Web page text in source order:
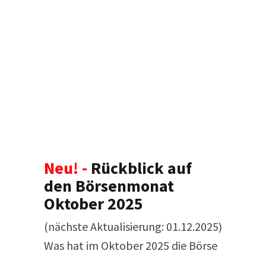
Neu! - Rückblick auf
den Börsenmonat
Oktober 2025
(nächste Aktualisierung: 01.12.2025)
Was hat im Oktober 2025 die Börse